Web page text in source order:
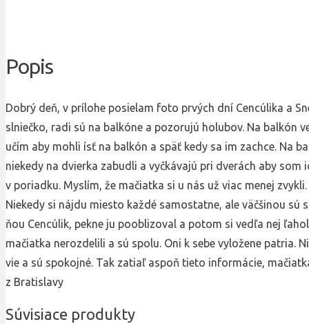
Popis
Dobrý deň, v prílohe posielam foto prvých dní Cencúlika a
slniečko, radi sú na balkóne a pozorujú holubov. Na balkón
učím aby mohli ísť na balkón a späť kedy sa im zachce. Na
niekedy na dvierka zabudli a vyčkávajú pri dverách aby
v poriadku. Myslím, že mačiatka si u nás už viac menej
Niekedy si nájdu miesto každé samostatne, ale väčšinou sú
ňou Cencúlik, pekne ju pooblizoval a potom si vedľa nej
mačiatka nerozdelili a sú spolu. Oni k sebe vyložene patria.
vie a sú spokojné. Tak zatiaľ aspoň tieto informácie,
z Bratislavy
Súvisiace produkty